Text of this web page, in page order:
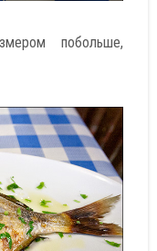
побольше,